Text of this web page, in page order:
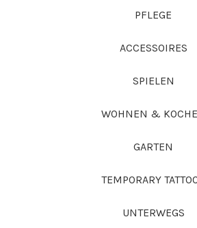
PFLEGE
ACCESSOIRES
SPIELEN
WOHNEN &
GARTEN
TEMPORARY
UNTERWEGS